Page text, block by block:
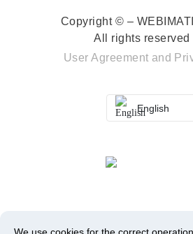
Copyright © –
All rights reserved
User Agreement and
English